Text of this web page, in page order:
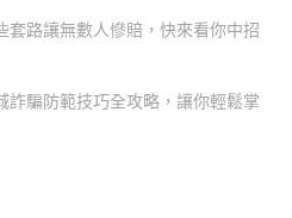
套路讓無數人慘賠，快來看你中招
詐騙防範技巧全攻略，讓你輕鬆掌